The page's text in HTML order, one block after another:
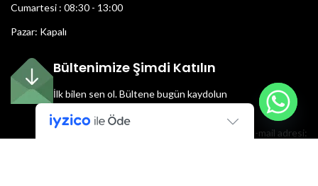
Cumartesi : 08:30 - 13:00
Pazar: Kapalı
Bültenimize Şimdi Katılın
İlk bilen sen ol.Bültene bugün kaydolun
E-mail adresi: